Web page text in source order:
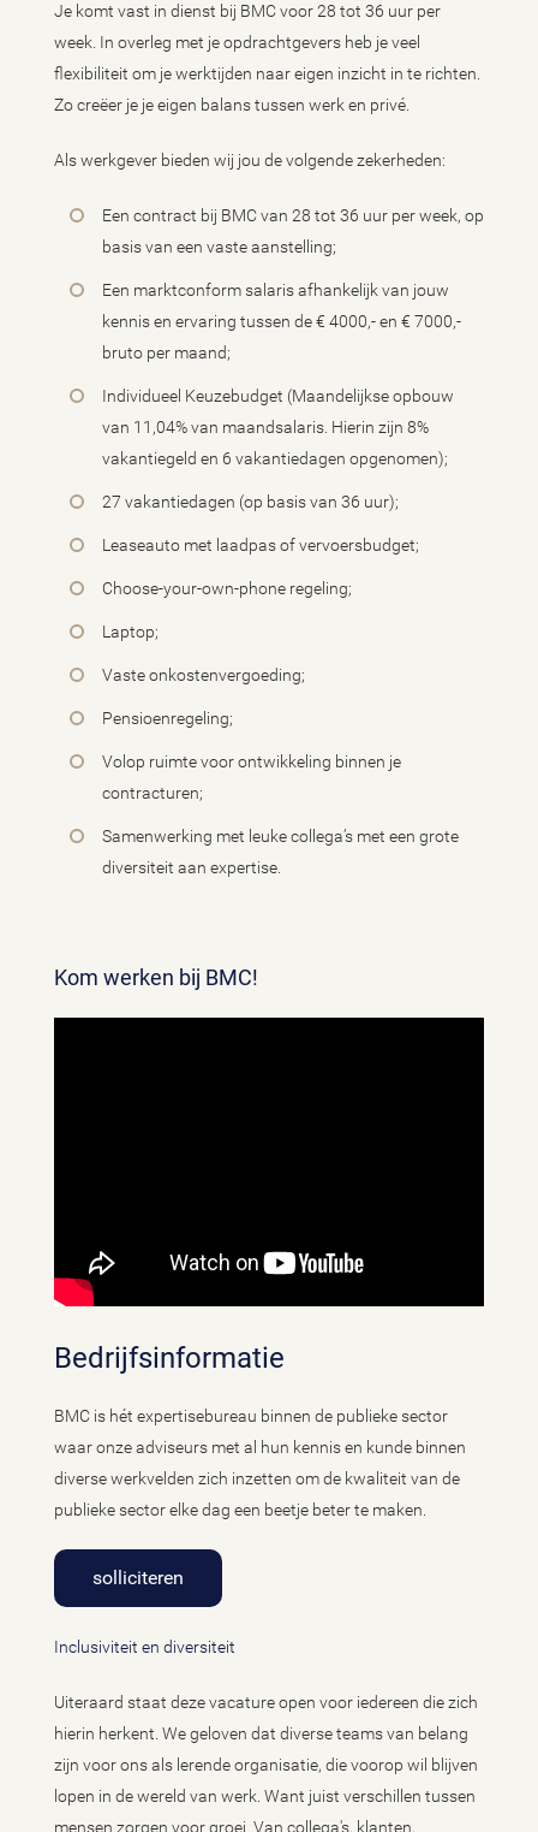
Je komt vast in dienst bij BMC voor 28 tot 36 uur per
week. In overleg met je opdrachtgevers heb je veel
flexibiliteit om je werktijden naar eigen inzicht in te richten.
Zo creëer je je eigen balans tussen werk en privé.
Als werkgever bieden wij jou de volgende zekerheden:
Een contract bij BMC van 28 tot 36 uur per week, op
basis van een vaste aanstelling;
Een marktconform salaris afhankelijk van jouw
kennis en ervaring tussen de € 4000,- en € 7000,-
bruto per maand;
Individueel Keuzebudget (Maandelijkse opbouw
van 11,04% van maandsalaris. Hierin zijn 8%
vakantiegeld en 6 vakantiedagen opgenomen);
27 vakantiedagen (op basis van 36 uur);
Leaseauto met laadpas of vervoersbudget;
Choose-your-own-phone regeling;
Laptop;
Vaste onkostenvergoeding;
Pensioenregeling;
Volop ruimte voor ontwikkeling binnen je
contracturen;
Samenwerking met leuke collega’s met een grote
diversiteit aan expertise.
Kom werken bij BMC!
Bedrijfsinformatie
BMC is hét expertisebureau binnen de publieke sector
waar onze adviseurs met al hun kennis en kunde binnen
diverse werkvelden zich inzetten om de kwaliteit van de
publieke sector elke dag een beetje beter te maken.
solliciteren
Inclusiviteit en diversiteit
Uiteraard staat deze vacature open voor iedereen die zich
hierin herkent. We geloven dat diverse teams van belang
zijn voor ons als lerende organisatie, die voorop wil blijven
lopen in de wereld van werk. Want juist verschillen tussen
mensen zorgen voor groei. Van collega's, klanten,